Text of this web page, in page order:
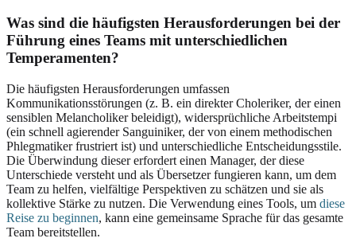
Was sind die häufigsten Herausforderungen bei der
Führung eines Teams mit unterschiedlichen
Temperamenten?
Die häufigsten Herausforderungen umfassen
Kommunikationsstörungen (z. B. ein direkter Choleriker, der einen
sensiblen Melancholiker beleidigt), widersprüchliche Arbeitstempi
(ein schnell agierender Sanguiniker, der von einem methodischen
Phlegmatiker frustriert ist) und unterschiedliche Entscheidungsstile.
Die Überwindung dieser erfordert einen Manager, der diese
Unterschiede versteht und als Übersetzer fungieren kann, um dem
Team zu helfen, vielfältige Perspektiven zu schätzen und sie als
kollektive Stärke zu nutzen. Die Verwendung eines Tools, um diese
Reise zu beginnen, kann eine gemeinsame Sprache für das gesamte
Team bereitstellen.